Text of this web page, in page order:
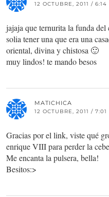
12 OCTUBRE, 2011 / 6:14
jajaja que ternurita la funda
solia tener una que era una
oriental, divina y chistosa 🙂
muy lindos! te mando besos
MATICHICA
12 OCTUBRE, 2011 / 7:01
Gracias por el link, viste qué
enrique VIII para perder la
Me encanta la pulsera, bella!
Besitos:>